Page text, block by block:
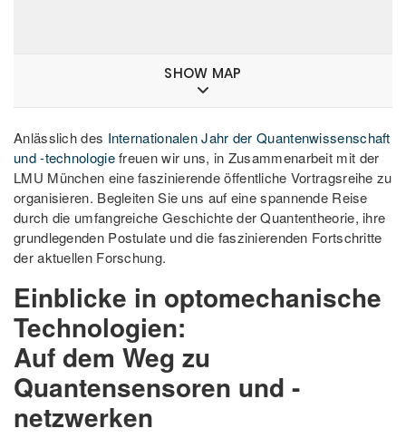
SHOW MAP
Anlässlich des Internationalen Jahr der Quantenwissenschaft
und -technologiefreuen wir uns, in Zusammenarbeit mit der
LMU München eine faszinierende öffentliche Vortragsreihe zu
organisieren. Begleiten Sie uns auf eine spannende Reise
durch die umfangreiche Geschichte der Quantentheorie, ihre
grundlegenden Postulate und die faszinierenden Fortschritte
der aktuellen Forschung.
Einblicke in optomechanische
Technologien:
Auf dem Weg zu
Quantensensoren und -
netzwerken